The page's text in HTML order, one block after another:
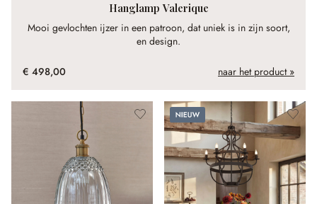
Hanglamp Valerique
Mooi gevlochten ijzer in een patroon, dat uniek is in zijn soort,
en design.
€ 498,00 naar het product »
Nieuw